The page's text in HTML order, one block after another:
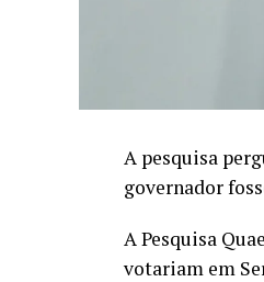
A pesquisa
governador
A Pesquisa
votariam em